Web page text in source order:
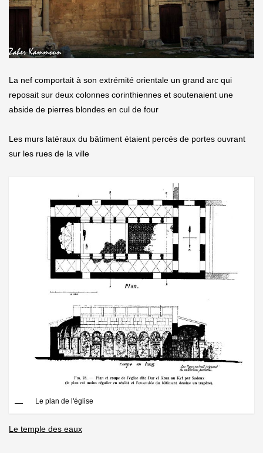
La nef comportait à son extrémité orientale un grand arc qui
reposait sur deux colonnes corinthiennes et soutenaient une
abside de pierres blondes en cul de four
Les murs latéraux du bâtiment étaient percés de portes ouvrant
sur les rues de la ville
Le plan de l'église
Le temple des eaux